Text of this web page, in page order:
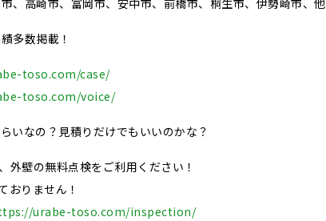
、高崎市、富岡市、安中市、前橋市、桐生市、伊勢崎市、他
多数掲載！
toso.com/case/
toso.com/voice/
いなの？見積りだけでもいいのかな？
壁の無料点検をご利用ください！
おりません！
urabe-toso.com/inspection/